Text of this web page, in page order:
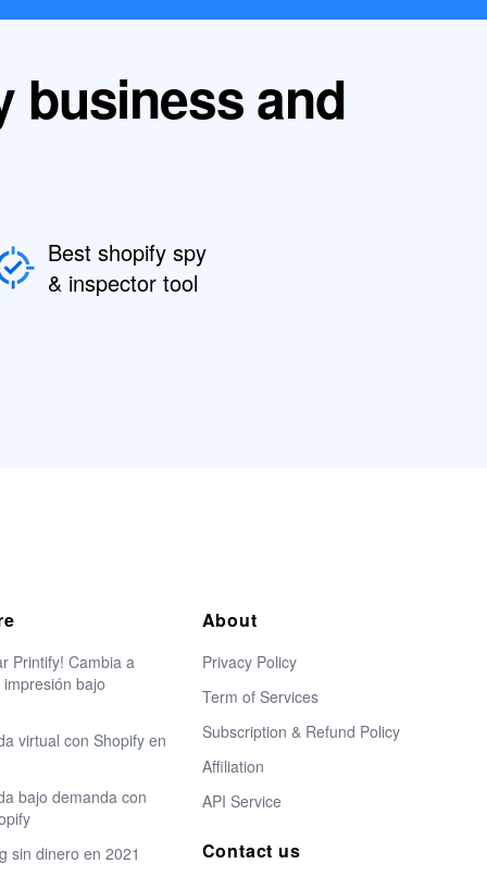
business and
Best shopify spy
& inspector tool
Printify! Cambia a
bajo
virtual con Shopify en
bajo demanda con
sin dinero en 2021
About
Privacy Policy
Term of Services
Subscription & Refund Policy
Affiliation
API Service
Contact us